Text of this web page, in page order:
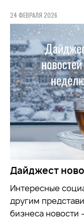
24 ФЕВРАЛЯ 2026
Дайджест
Интересные
другим
бизнеса новости